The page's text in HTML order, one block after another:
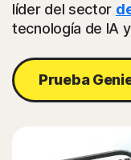
líder del sector
tecnología de IA
Prueba